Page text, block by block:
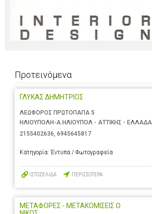
Προτεινόμενα
ΓΛΥΚΑΣ ΔΗΜΗΤΡΙΟΣ
ΛΕΩΦΟΡΟΣ ΠΡΩΤΟΠΑΠΑ 5
ΗΛΙΟΥΠΟΛΗ-Α.ΗΛΙΟΥΠΟΛ - ΑΤΤΙΚΗΣ - ΕΛΛΑΔΑ
2155402636 6945645817
Κατηγορία: Έντυπα / Φωτογραφεία
ΙΣΤΟΣΕΛΙΔΑ ΠΕΡΙΣΣΟΤΕΡΑ
ΜΕΤΑΦΟΡΕΣ - ΜΕΤΑΚΟΜΙΣΕΙΣ Ο